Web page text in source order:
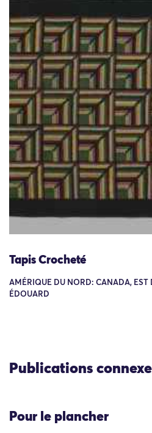
Tapis Crocheté
AMÉRIQUE DU NORD: CANADA,
ÉDOUARD
Publications
Pour le plancher